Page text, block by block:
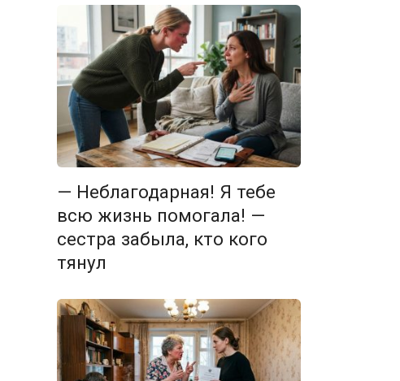
— Неблагодарная! Я тебе
всю жизнь помогала! —
сестра забыла, кто кого
тянул